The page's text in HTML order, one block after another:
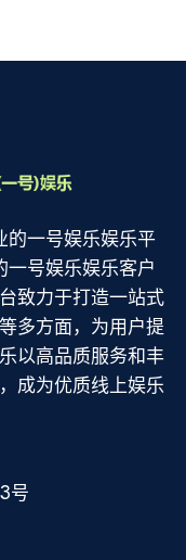
的一号娱乐娱乐平
一号娱乐娱乐客户
致力于打造一站式
多方面，为用户提
以高品质服务和丰
成为优质线上娱乐
号